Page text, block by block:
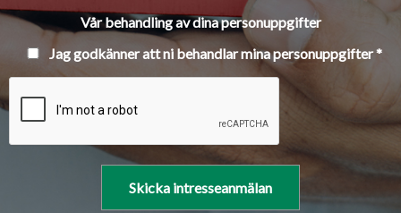
Vår behandling av dina personuppgifter
Jag godkänner att ni behandlar mina personuppgifter *